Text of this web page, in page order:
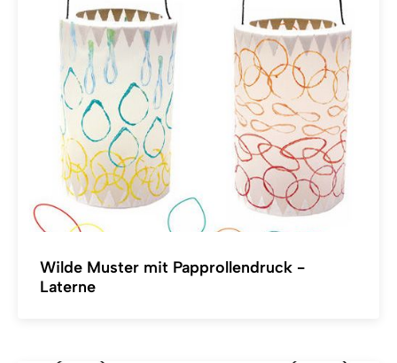
Wilde Muster mit Papprollendruck -
Laterne